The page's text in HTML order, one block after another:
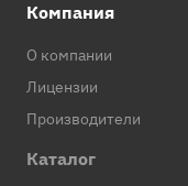
Компания
О компании
Лицензии
Производители
Каталог